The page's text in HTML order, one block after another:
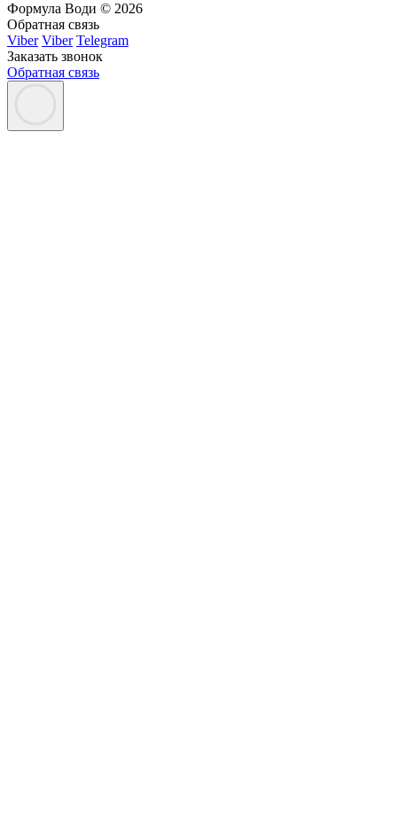
Формула Води © 2026
Обратная связь
Viber Viber Telegram
Заказать звонок
Обратная связь